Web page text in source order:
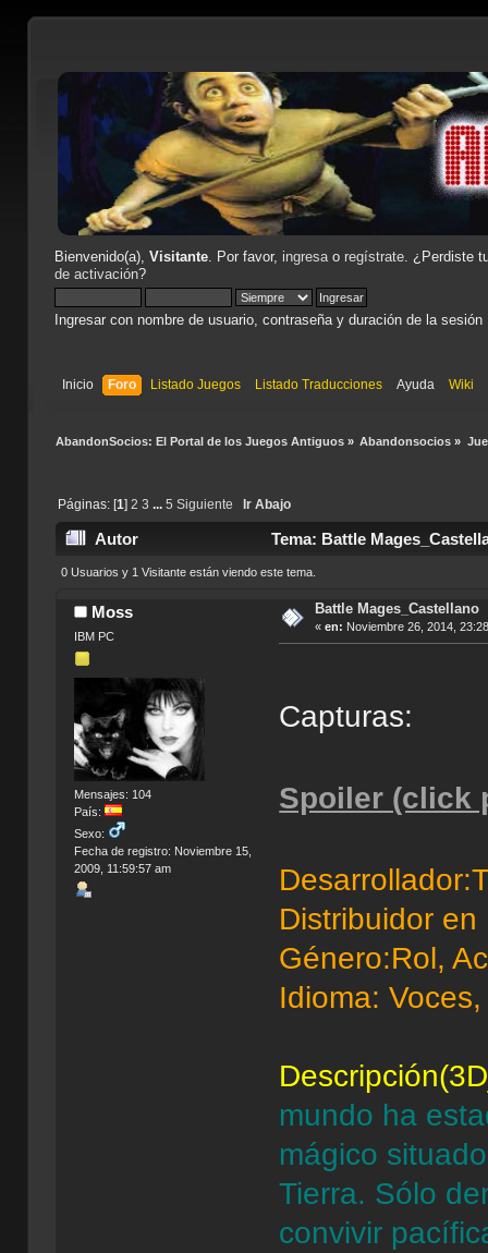
Bienvenido(a), Visitante. Por favor, ingresao regístrate. ¿Perdiste
de activación?
Ingresar con nombre de usuario, contraseña y duración de la sesión
Inicio Foro Listado Juegos Listado Traducciones Ayuda Wiki
AbandonSocios: El Portal de los Juegos Antiguos» Abandonsocios »
Páginas: [1] 2 3 ... 5 Siguiente Ir Abajo
Autor Tema: Battle
0 Usuarios y 1 Visitante están viendo este tema.
Moss
IBM PC
Mensajes: 104
País:
Sexo:
Fecha de registro: Noviembre 15,
2009, 11:59:57 am
Battle Mages_Castellano
« en: Noviembre 26, 2014,
Capturas:
Spoiler (click
Distribuidor
Género:Rol,
Idioma:
mundo ha
mágico
Tierra. Sólo
convivir